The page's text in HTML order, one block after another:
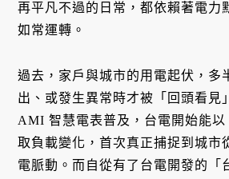
再平凡不過的日常，都依賴著電力
如常運轉。
過去，家戶與城市的用電起伏，多
出、或發生異常時才被「回頭看見
AMI 智慧電表普及，台電開始能以
取負載變化，首次真正捕捉到城市
電脈動。而自從有了台電開發的「